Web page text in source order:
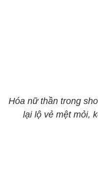
Hóa nữ thần trong
lại lộ vẻ mệt mỏi,